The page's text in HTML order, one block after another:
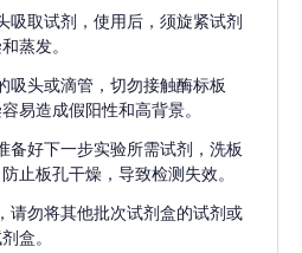
吸取试剂，使用后，须旋紧试剂
蒸发。
吸头或滴管，切勿接触酶标板
易造成假阳性和高背景。
备好下一步实验所需试剂，洗板
止板孔干燥，导致检测失效。
请勿将其他批次试剂盒的试剂或
盒。